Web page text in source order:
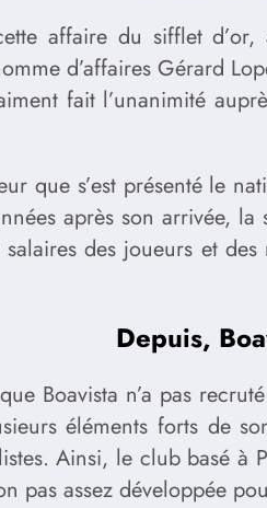
affaire du sifflet
d’affaires Gérard
fait l’unanimité
que s’est présenté le
après son arrivée,
des joueurs et
Depuis,
Boavista n’a pas
éléments forts de
Ainsi, le club basé
pas assez développée